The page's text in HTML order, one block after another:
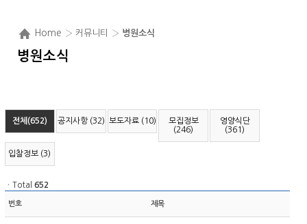
Home › 커뮤니티 › 병원소식
병원소식
전체(652) 공지사항 (32) 보도자료 (10)
모집정보
(246)
영양식단
(361)
입찰정보 (3)
ㆍTotal 652
번호 제목